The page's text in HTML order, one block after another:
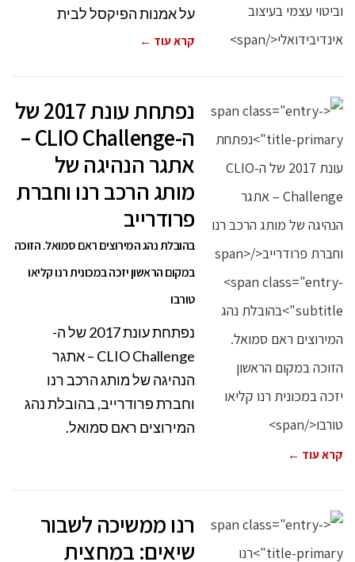
על אמנות הפיקסל לבית
קרא עוד ←
נפתחת עונת 2017 של
ה-CLIO Challenge –
אתגר הנהיגה של
מותג הרכב רנו וחברת
פרודרייב
בהובלת נהג המירוצים ראם סמואל. הזוכה
במקום הראשון יזכה במכונית רנו קליאו
טורבו
נפתחת עונת 2017 של ה-
CLIO Challenge – אתגר
הנהיגה של מותג הרכב רנו
וחברת פרודרייב, בהובלת נהג
המירוצים ראם סמואל.
קרא עוד ←
רנו ממשיכה לשבור
שיאים: במחצית